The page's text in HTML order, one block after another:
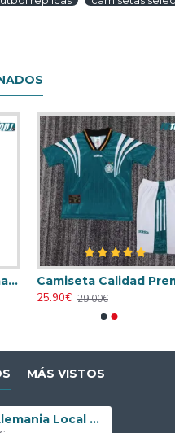
Camiseta Futbol Alemania Local 2024 Mujer
25.90€ 29.00€
MÁS VISTOS
Camiseta Alemania Local Mundial 2026 Blanco Mujer